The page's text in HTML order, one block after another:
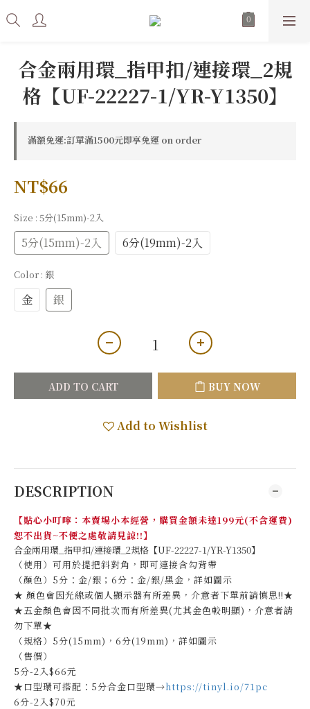
合金兩用環_指甲扣/連接環_2規
格【UF-22227-1/YR-Y1350】
滿額免運:訂單滿1500元即享免運 on order
NT$66
Size : 5分(15mm)-2入
5分(15mm)-2入 6分(19mm)-2入
Color : 銀
金 銀
ADD TO CART BUY NOW
Add to Wishlist
DESCRIPTION
【貼心小叮嚀：本賣場小本經營，購買金額未達199元(不含運費)
恕不出貨~不便之處敬請見諒!!】
合金兩用環_指甲扣/連接環_2規格【UF-22227-1/YR-Y1350】
（使用）可用於提把斜對角，即可連接含勾背帶
（顏色）5分：金/銀；6分：金/銀/黑金，詳如圖示
★ 顏色會因光線或個人顯示器有所差異，介意者下單前請慎思!!★
★五金顏色會因不同批次而有所差異(尤其金色較明顯)，介意者請
勿下單★
（規格）5分(15mm)，6分(19mm)，詳如圖示
（售價）
5分-2入$66元
★口型環可搭配：5分合金口型環→https://tinyl.io/71pc
6分-2入$70元